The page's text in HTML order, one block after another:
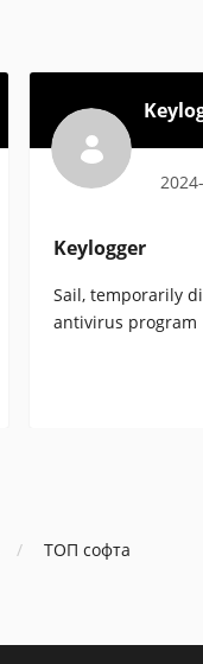
Keylogger
Sail, temporarily
antivirus program
ТОП софта